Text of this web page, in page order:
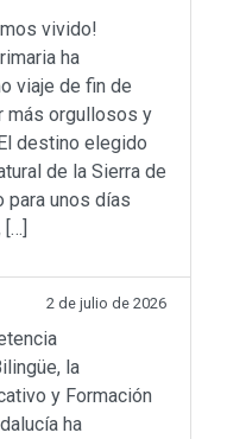
vivido!
ha
viaje de fin de
más orgullosos y
destino elegido
de la Sierra de
para unos días
[…]
2 de julio de 2026
la
y Formación
ha